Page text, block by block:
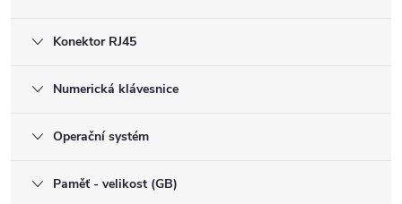
Konektor RJ45
Numerická klávesnice
Operační systém
Paměť - velikost (GB)